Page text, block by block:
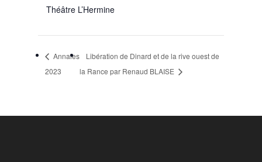
Théâtre L’Hermine
Annales
2023
Libération de Dinard et de la rive ouest de
la Rance par Renaud BLAISE